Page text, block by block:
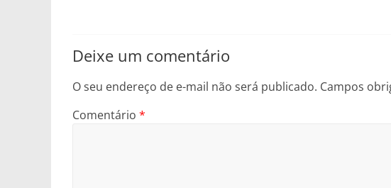
Deixe um comentário
O seu endereço de e-mail não será publicado. Campos
Comentário *